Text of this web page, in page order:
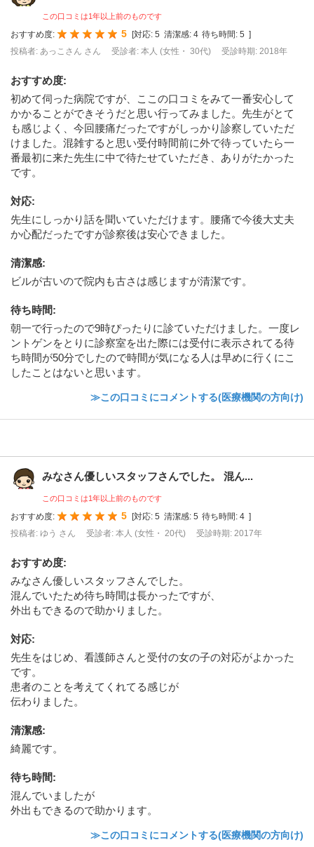
この口コミは1年以上前のものです
おすすめ度: 5 [対応: 5 清潔感: 4 待ち時間: 5 ]
投稿者: あっこさん さん
受診者: 本人 (女性・ 30代) 受診時期: 2018年
おすすめ度:
初めて伺った病院ですが、ここの口コミをみて一番安心して
かかることができそうだと思い行ってみました。先生がとて
も感じよく、今回腰痛だったですがしっかり診察していただ
けました。混雑すると思い受付時間前に外で待っていたら一
番最初に来た先生に中で待たせていただき、ありがたかった
です。
対応:
先生にしっかり話を聞いていただけます。腰痛で今後大丈夫
か心配だったですが診察後は安心できました。
清潔感:
ビルが古いので院内も古さは感じますが清潔です。
待ち時間:
朝一で行ったので9時ぴったりに診ていただけました。一度レ
ントゲンをとりに診察室を出た際には受付に表示されてる待
ち時間が50分でしたので時間が気になる人は早めに行くにこ
したことはないと思います。
≫この口コミにコメントする(医療機関の方向け)
みなさん優しいスタッフさんでした。 混ん...
この口コミは1年以上前のものです
おすすめ度: 5 対応: 5 清潔感: 5 待ち時間: 4
投稿者: ゆう さん
受診者: 本人 (女性・ 20代) 受診時期: 2017年
おすすめ度:
みなさん優しいスタッフさんでした。
混んでいたため待ち時間は長かったですが、
外出もできるので助かりました。
対応:
先生をはじめ、看護師さんと受付の女の子の対応がよかった
です。
患者のことを考えてくれてる感じが
伝わりました。
清潔感:
綺麗です。
待ち時間:
混んでいましたが
外出もできるので助かります。
≫この口コミにコメントする(医療機関の方向け)